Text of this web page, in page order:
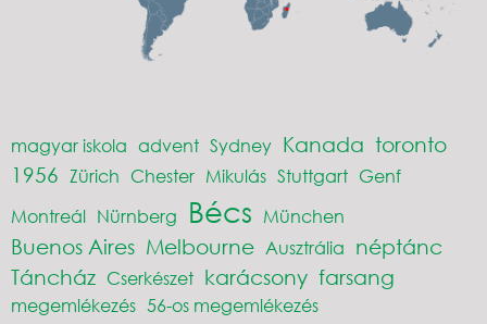
magyar iskola advent Sydney Kanada toronto
1956 Zürich Chester Mikulás Stuttgart Genf
Montreál Nürnberg Bécs München
Buenos Aires Melbourne Ausztrália néptánc
Táncház Cserkészet karácsony farsang
megemlékezés 56-os megemlékezés